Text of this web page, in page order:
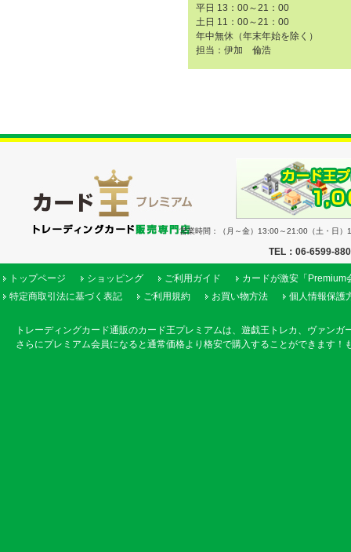
平日 13：00～21：00
土日 11：00～21：00
年中無休（年末年始を除く）
担当：伊加 倫浩
営業時間：（月～金）13:00～21:00（土・日
TEL：06-6599-
トップページ ショッピング ご利用ガイド
カードが激安「Premium
特定商取引法に基づく表記
ご利用規約 お買い物方法 個人情報保護
トレーディングカード通販のカード王プレミアムは、遊戯王トレカ、ヴァン
さらにプレミアム会員になると通常価格より格安で購入することができます